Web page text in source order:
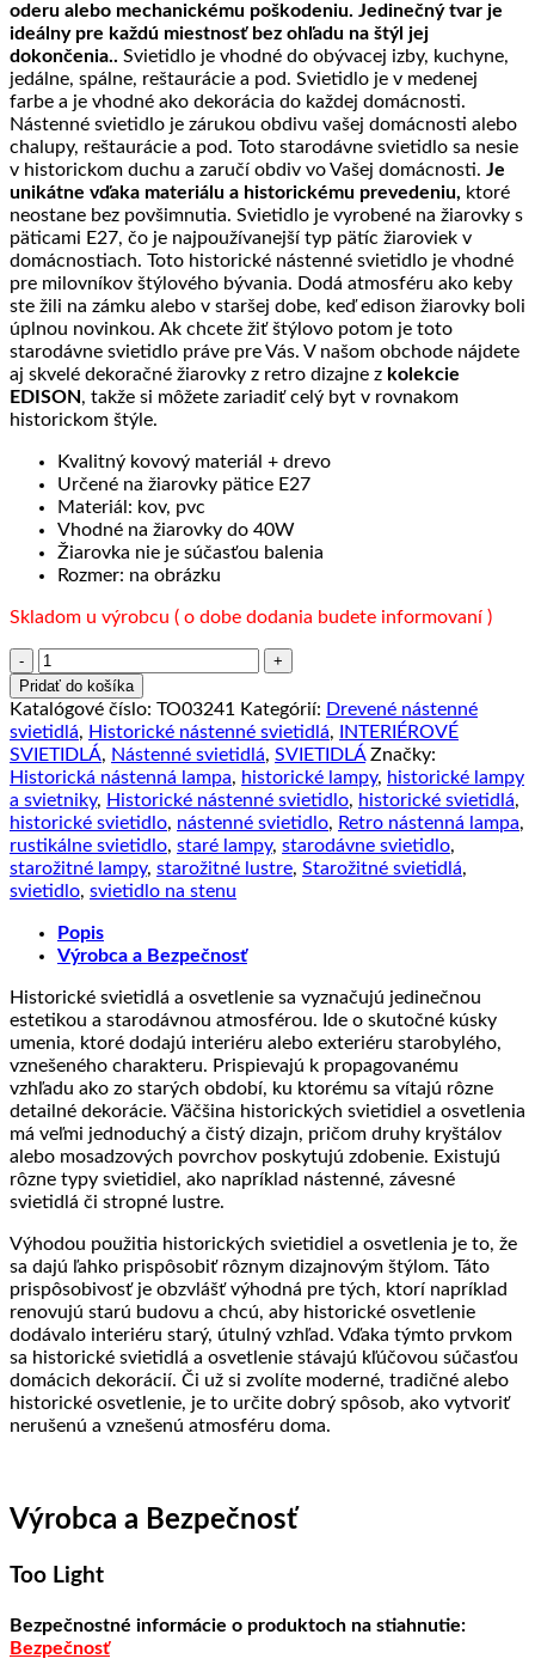
oderu alebo mechanickému poškodeniu. Jedinečný tvar je
ideálny pre každú miestnosť bez ohľadu na štýl jej
dokončenia.. Svietidlo je vhodné do obývacej izby, kuchyne,
jedálne, spálne, reštaurácie a pod. Svietidlo je v medenej
farbe a je vhodné ako dekorácia do každej domácnosti.
Nástenné svietidlo je zárukou obdivu vašej domácnosti alebo
chalupy, reštaurácie a pod. Toto starodávne svietidlo sa nesie
v historickom duchu a zaručí obdiv vo Vašej domácnosti. Je
unikátne vďaka materiálu a historickému prevedeniu, ktoré
neostane bez povšimnutia. Svietidlo je vyrobené na žiarovky s
päticami E27, čo je najpoužívanejší typ pätíc žiaroviek v
domácnostiach. Toto historické nástenné svietidlo je vhodné
pre milovníkov štýlového bývania. Dodá atmosféru ako keby
ste žili na zámku alebo v staršej dobe, keď edison žiarovky boli
úplnou novinkou. Ak chcete žiť štýlovo potom je toto
starodávne svietidlo práve pre Vás. V našom obchode nájdete
aj skvelé dekoračné žiarovky z retro dizajne z kolekcie
EDISON, takže si môžete zariadiť celý byt v rovnakom
historickom štýle.
Kvalitný kovový materiál + drevo
Určené na žiarovky pätice E27
Materiál: kov, pvc
Vhodné na žiarovky do 40W
Žiarovka nie je súčasťou balenia
Rozmer: na obrázku
Skladom u výrobcu ( o dobe dodania budete informovaní )
množstvo
Historická
nástenná
lampa
s
drevom
v
čiernej
farbe
Pridať do košíka
Katalógové číslo: TO03241 Kategórií: Drevené nástenné
svietidlá, Historické nástenné svietidlá,
INTERIÉROVÉ
SVIETIDLÁ, Nástenné svietidlá, SVIETIDLÁ Značky:
Historická nástenná lampa, historické lampy, historické lampy
a svietniky, Historické nástenné svietidlo, historické svietidlá,
historické svietidlo, nástenné svietidlo, Retro nástenná lampa,
rustikálne svietidlo, staré lampy, starodávne svietidlo,
starožitné lampy, starožitné lustre, Starožitné svietidlá,
svietidlo, svietidlo na stenu
Popis
Výrobca a Bezpečnosť
Historické svietidlá a osvetlenie sa vyznačujú jedinečnou
estetikou a starodávnou atmosférou. Ide o skutočné kúsky
umenia, ktoré dodajú interiéru alebo exteriéru starobylého,
vznešeného charakteru. Prispievajú k propagovanému
vzhľadu ako zo starých období, ku ktorému sa vítajú rôzne
detailné dekorácie. Väčšina historických svietidiel a osvetlenia
má veľmi jednoduchý a čistý dizajn, pričom druhy kryštálov
alebo mosadzových povrchov poskytujú zdobenie. Existujú
rôzne typy svietidiel, ako napríklad nástenné, závesné
svietidlá či stropné lustre.
Výhodou použitia historických svietidiel a osvetlenia je to, že
sa dajú ľahko prispôsobiť rôznym dizajnovým štýlom. Táto
prispôsobivosť je obzvlášť výhodná pre tých, ktorí napríklad
renovujú starú budovu a chcú, aby historické osvetlenie
dodávalo interiéru starý, útulný vzhľad. Vďaka týmto prvkom
sa historické svietidlá a osvetlenie stávajú kľúčovou súčasťou
domácich dekorácií. Či už si zvolíte moderné, tradičné alebo
historické osvetlenie, je to určite dobrý spôsob, ako vytvoriť
nerušenú a vznešenú atmosféru doma.
Výrobca a Bezpečnosť
Too Light
Bezpečnostné informácie o produktoch na stiahnutie:
Bezpečnosť